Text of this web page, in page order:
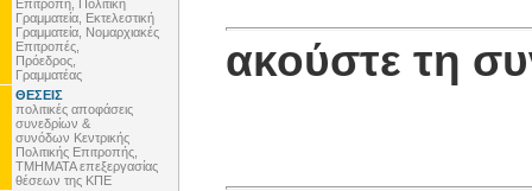
Επιτροπή, Πολιτική
Γραμματεία, Εκτελεστική
Γραμματεία, Νομαρχιακές
Επιτροπές,
Πρόεδρος,
Γραμματέας
ΘΕΣΕΙΣ
πολιτικές αποφάσεις
συνεδρίων &
συνόδων Κεντρικής
Πολιτικής Επιτροπής,
ΤΜΗΜΑΤΑ επεξεργασίας
θέσεων της ΚΠΕ
ακούστε τη